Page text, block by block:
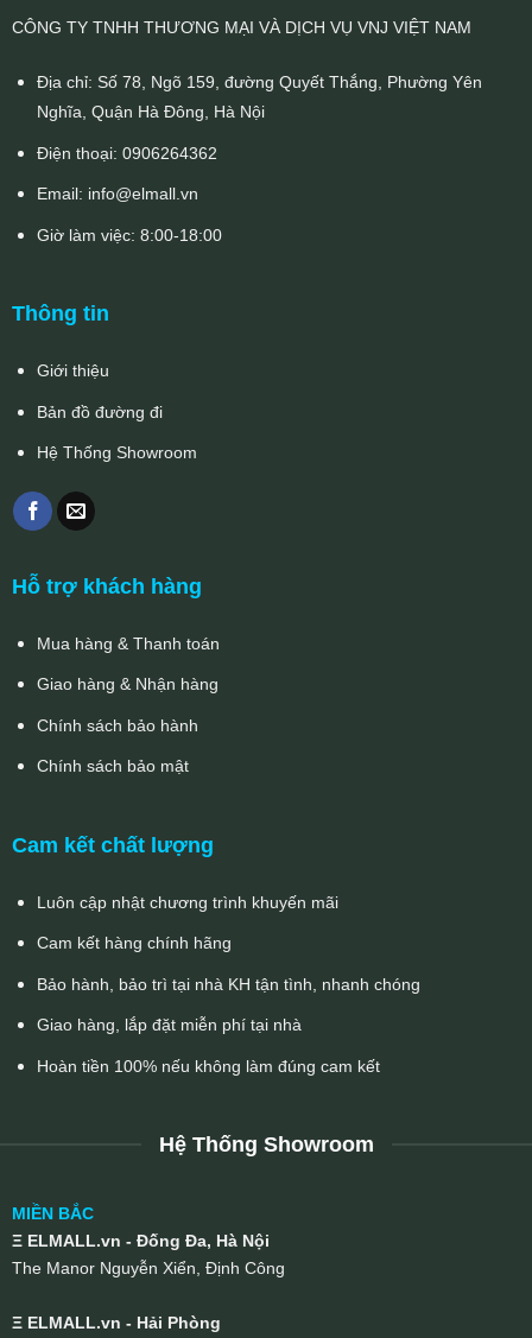
CÔNG TY TNHH THƯƠNG MẠI VÀ DỊCH VỤ VNJ VIỆT NAM
Địa chỉ: Số 78, Ngõ 159, đường Quyết Thắng, Phường Yên
Nghĩa, Quận Hà Đông, Hà Nội
Điện thoại: 0906264362
Email: info@elmall.vn
Giờ làm việc: 8:00-18:00
Thông tin
Giới thiệu
Bản đồ đường đi
Hệ Thống Showroom
Hỗ trợ khách hàng
Mua hàng & Thanh toán
Giao hàng & Nhận hàng
Chính sách bảo hành
Chính sách bảo mật
Cam kết chất lượng
Luôn cập nhật chương trình khuyến mãi
Cam kết hàng chính hãng
Bảo hành, bảo trì tại nhà KH tận tình, nhanh chóng
Giao hàng, lắp đặt miễn phí tại nhà
Hoàn tiền 100% nếu không làm đúng cam kết
Hệ Thống Showroom
MIỀN BẮC
Ξ ELMALL.vn - Đống Đa, Hà Nội
The Manor Nguyễn Xiển, Định Công
Ξ ELMALL.vn - Hải Phòng